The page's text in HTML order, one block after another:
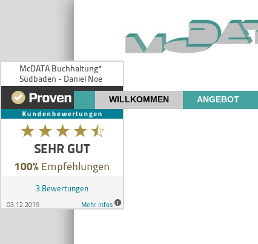
WILLKOMMEN ANGEBOT